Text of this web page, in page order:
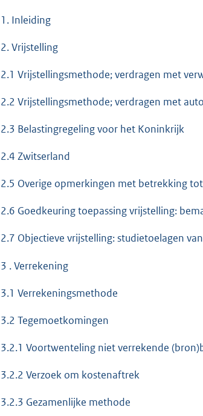
1. Inleiding
2. Vrijstelling
2.1 Vrijstellingsmethode; verdragen met
2.2 Vrijstellingsmethode; verdragen met
2.3 Belastingregeling voor het Koninkrijk
2.4 Zwitserland
2.5 Overige opmerkingen met betrekking
2.6 Goedkeuring toepassing vrijstelling:
2.7 Objectieve vrijstelling: studietoelagen
3 . Verrekening
3.1 Verrekeningsmethode
3.2 Tegemoetkomingen
3.2.1 Voortwenteling niet verrekende
3.2.2 Verzoek om kostenaftrek
3.2.3 Gezamenlijke methode